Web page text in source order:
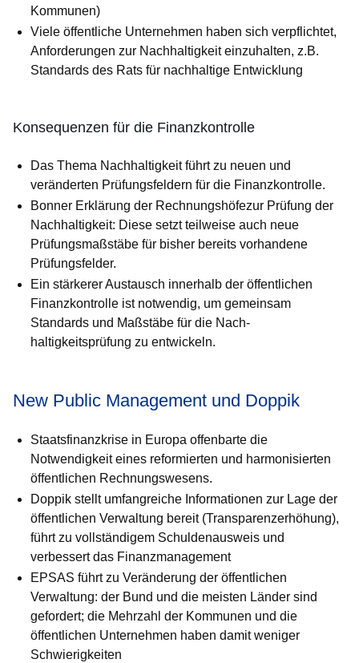
Kommunen)
Viele öffentliche Unternehmen haben sich verpflichtet,
An­for­de­run­gen zur Nachhaltigkeit einzuhalten, z.B.
Standards des Rats für nach­haltige Entwicklung
Konsequenzen für die Finanzkontrolle
Das Thema Nachhaltigkeit führt zu neuen und
veränderten Prü­fungs­feldern für die Finanzkontrolle.
Bonner Erklärung der Rechnungshöfezur Prüfung der
Nach­hal­tig­keit: Diese setzt teilweise auch neue
Prüfungsmaßstäbe für bis­her bereits vorhandene
Prüfungsfelder.
Ein stärkerer Austausch innerhalb der öffentlichen
Finanzkontrolle ist notwendig, um gemeinsam
Standards und Maßstäbe für die Nach­
haltigkeitsprüfung zu entwickeln.
New Public Management und Doppik
Staatsfinanzkrise in Europa offenbarte die
Notwendigkeit eines re­for­mierten und harmonisierten
öffentlichen Rechnungswesens.
Doppik stellt umfangreiche Informationen zur Lage der
öffentlichen Verwaltung bereit (Transparenzerhöhung),
führt zu vollständigem Schuldenausweis und
verbessert das Finanzmanagement
EPSAS führt zu Veränderung der öffentlichen
Verwaltung: der Bund und die meisten Länder sind
gefordert; die Mehrzahl der Kommunen und die
öffentlichen Unternehmen haben damit weniger
Schwie­rig­keiten